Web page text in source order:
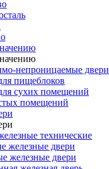
непроницаемые двери
пищеблоков
сухих помещений
помещений
технические
железные двери
железные двери